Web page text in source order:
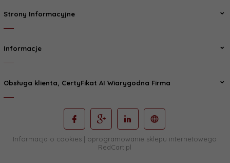
Strony Informacyjne
Informacje
Obsługa klienta, CertyFikat AI Wiarygodna Firma
Informacja o cookies| oprogramowanie sklepu internetowego
RedCart.pl